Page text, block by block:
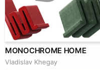
MONOCHROME HOME
Vladislav Khegay